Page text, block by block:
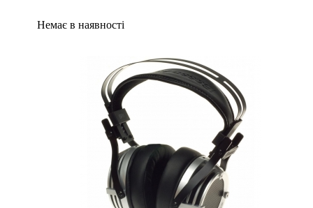
Немає в наявності